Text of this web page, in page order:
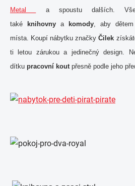
Metal
a spoustu dalších.
také
knihovny a komody, aby dětem
místa. Koupí nábytku značkyČilek
ti letou zárukou a jedinečný design.
dítku pracovní koutpřesně podle jeho